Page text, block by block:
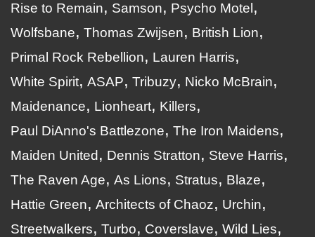
Rise to Remain
Samson
Psycho Motel
Wolfsbane
Thomas Zwijsen
British Lion
Primal Rock Rebellion
Lauren Harris
White Spirit ASAP Tribuzy
Nicko McBrain
Maidenance
Lionheart
Killers
Paul DiAnno's Battlezone
The Iron Maidens
Maiden United
Dennis Stratton
Steve Harris
The Raven Age
As Lions Stratus
Blaze
Hattie Green
Architects of Chaoz
Urchin
Streetwalkers
Turbo Coverslave
Wild Lies